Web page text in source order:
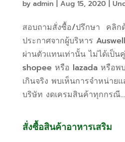
by admin Aug 15, 2020
สอบถามสั่งซื้อ/ปรึกษา คลิกด้
ประกาศจากผู้บริหาร
ผ่านตัวแทนเท่านั้น ไม่ได้เป็น
shopee หรือ lazada หรือพ
เกินจริง พบเห็นการจำหน่าย
บริษัท งดเครมสินค้าทุกกรณี...
สั่งซื้อสินค้าอาหารเสริม